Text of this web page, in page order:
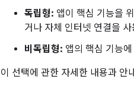
독립형: 앱이 핵심 기능을
거나 자체 인터넷 연결을
비독립형: 앱의 핵심 기능
이 선택에 관한 자세한 내용과 안